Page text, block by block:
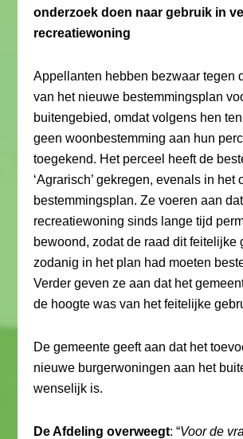
onderzoek doen naar gebruik in
recreatiewoning
Appellanten hebben bezwaar tegen
van het nieuwe bestemmingsplan
buitengebied, omdat volgens hen
geen woonbestemming aan hun
toegekend. Het perceel heeft de
‘Agrarisch’ gekregen, evenals in het
bestemmingsplan. Ze voeren aan
recreatiewoning sinds lange tijd
bewoond, zodat de raad dit feitelijke
zodanig in het plan had moeten
Verder geven ze aan dat het
de hoogte was van het feitelijke
De gemeente geeft aan dat het
nieuwe burgerwoningen aan het
wenselijk is.
De Afdeling overweegt: “Voor de